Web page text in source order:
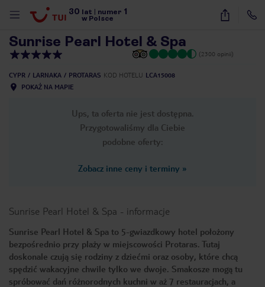
30 lat numer 1
w Polsce
11
Sunrise Pearl Hotel & Spa
(2300 opinii)
CYPR LARNAKA PROTARAS KOD HOTELU LCA15008
POKAŻ NA MAPIE
Ups, ta oferta nie jest dostępna.
Przygotowaliśmy dla Ciebie
podobne oferty:
Zobacz inne ceny i terminy »
Sunrise Pearl Hotel & Spa - informacje
Sunrise Pearl Hotel & Spa to 5-gwiazdkowy hotel położony
bezpośrednio przy plaży w miejscowości Protaras. Tutaj
doskonale czują się rodziny z dziećmi oraz osoby, które chcą
spędzić wakacyjne chwile tylko we dwoje. Smakosze mogą tu
spróbować dań różnorodnych kuchni w aż 7 restauracjach, a